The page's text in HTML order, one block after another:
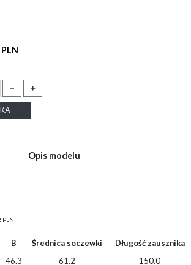
－ ＋
Opis modelu
PLN
B Średnica soczewki
Długość zausznika
46.3 61.2 150.0